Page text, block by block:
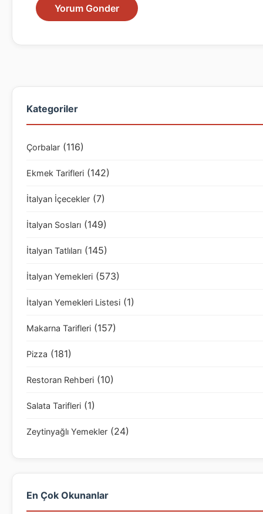
Kategoriler
Çorbalar (116)
Ekmek Tarifleri (142)
İtalyan İçecekler (7)
İtalyan Sosları (149)
İtalyan Tatlıları (145)
İtalyan Yemekleri (573)
İtalyan Yemekleri Listesi (1)
Makarna Tarifleri (157)
Pizza (181)
Restoran Rehberi (10)
Salata Tarifleri (1)
Zeytinyağlı Yemekler (24)
En Çok Okunanlar